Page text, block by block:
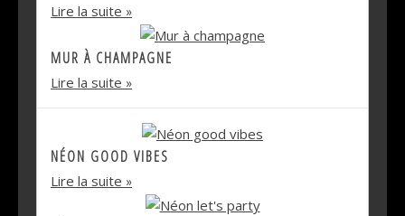
Lire la suite
MUR À CHAMPAGNE
Lire la suite
NÉON GOOD VIBES
Lire la suite